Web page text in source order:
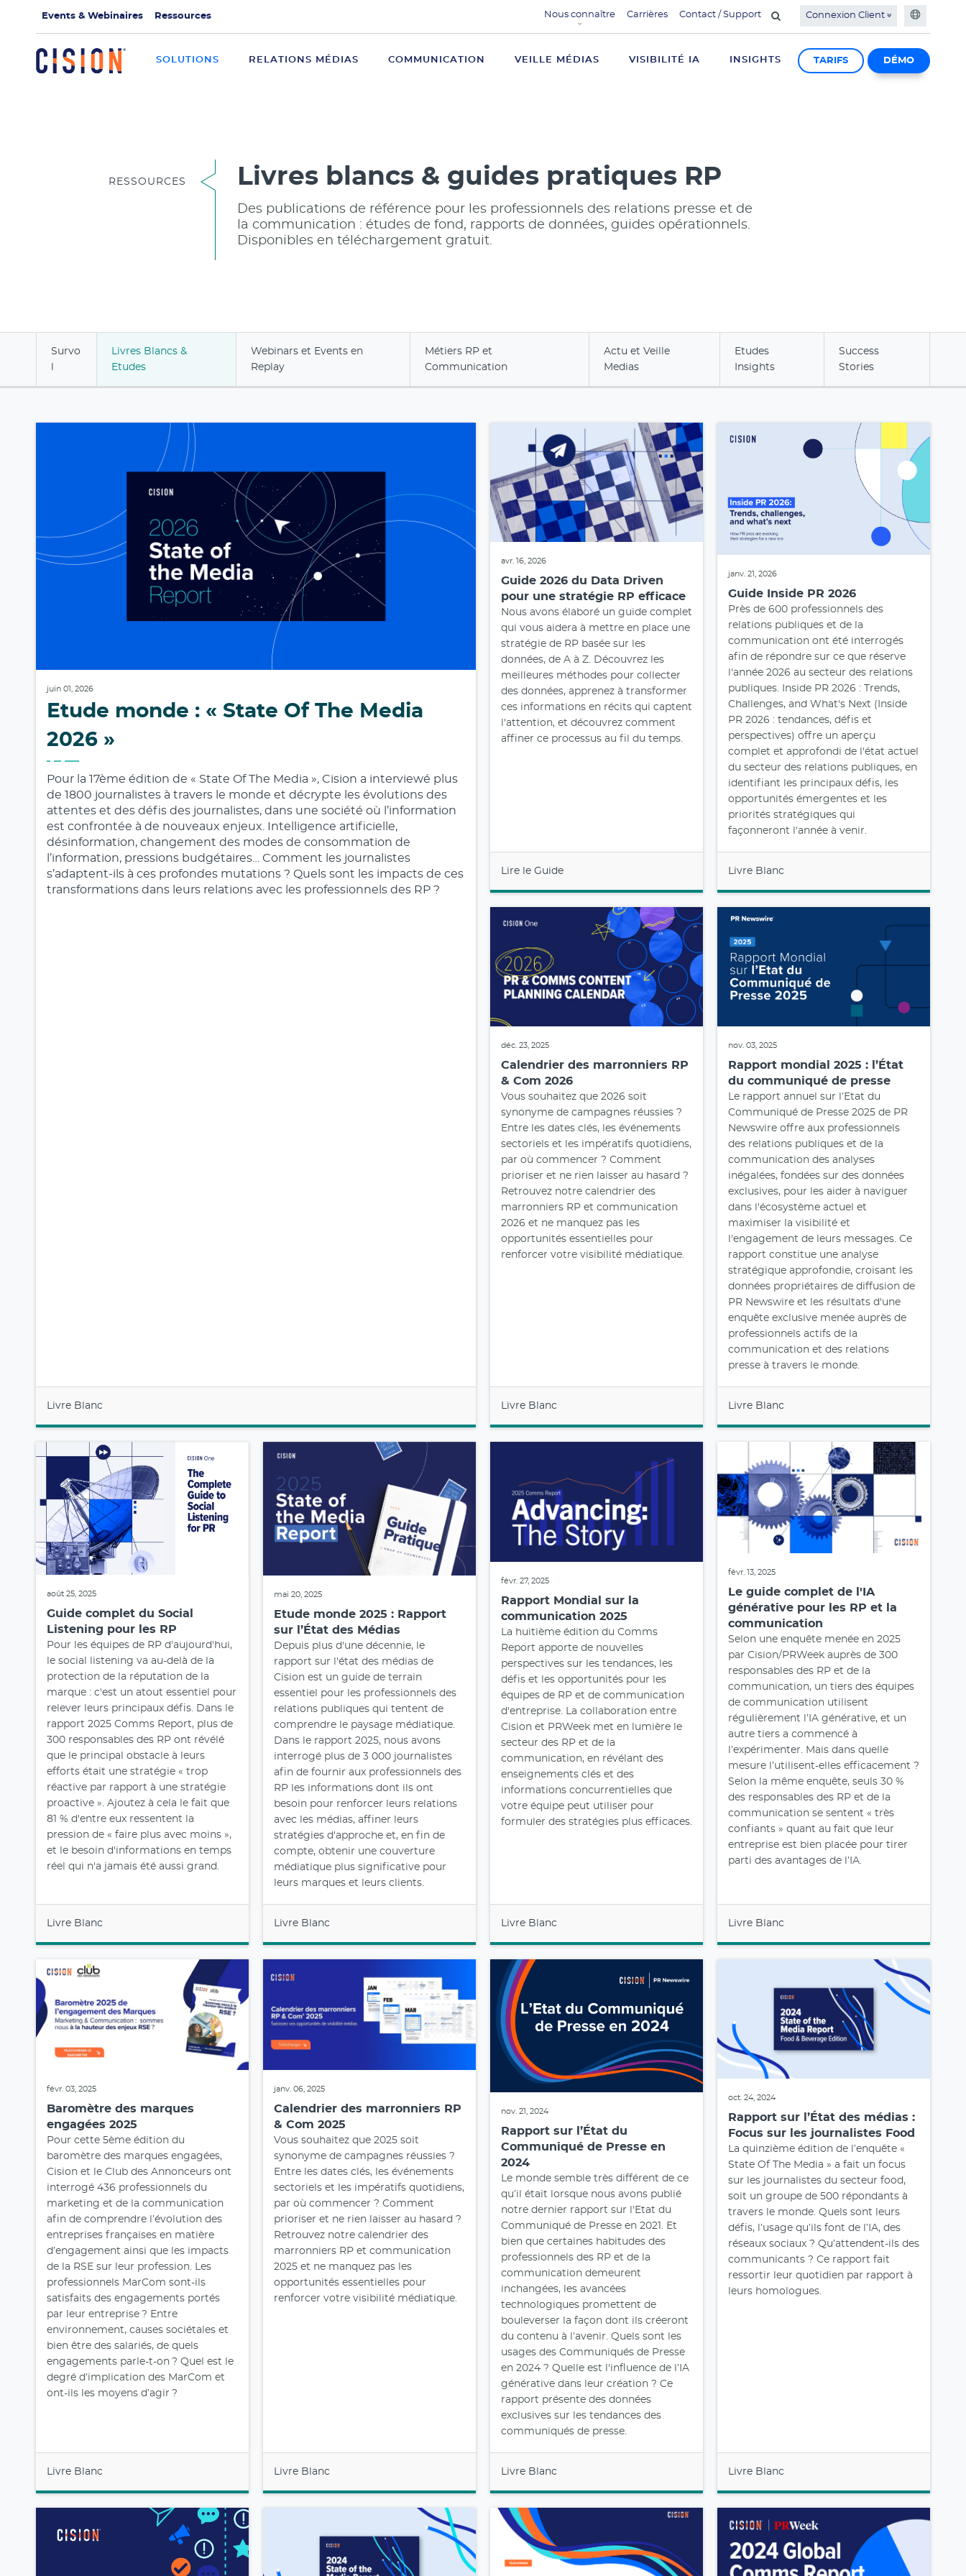
Events & Webinaires Ressources Nous connaître Carrières Contact / Support Connexion Client
SOLUTIONS RELATIONS MÉDIAS COMMUNICATION VEILLE MÉDIAS VISIBILITÉ IA INSIGHTS TARIFS DÉMO
RESSOURCES Livres blancs & guides pratiques RP
Des publications de référence pour les professionnels des relations presse et de
la communication : études de fond, rapports de données, guides opérationnels.
Disponibles en téléchargement gratuit.
Survo
Livres Blancs &
Etudes
Webinars et Events en
Replay
Métiers RP et
Communication
Actu et Veille
Medias
Etudes
Insights
Success
Stories
juin 01, 2026
Etude monde : « State Of The Media
2026 »
Pour la 17ème édition de « State Of The Media », Cision a interviewé plus
de 1800 journalistes à travers le monde et décrypte les évolutions des
attentes et des défis des journalistes, dans une société où l’information
est confrontée à de nouveaux enjeux. Intelligence artificielle,
désinformation, changement des modes de consommation de
l’information, pressions budgétaires… Comment les journalistes
s’adaptent-ils à ces profondes mutations ? Quels sont les impacts de ces
transformations dans leurs relations avec les professionnels des RP ?
Livre Blanc
avr. 16, 2026
Guide 2026 du Data Driven
pour une stratégie RP efficace
Nous avons élaboré un guide complet
qui vous aidera à mettre en place une
stratégie de RP basée sur les
données, de A à Z. Découvrez les
meilleures méthodes pour collecter
des données, apprenez à transformer
ces informations en récits qui captent
l'attention, et découvrez comment
affiner ce processus au fil du temps.
Lire le Guide
janv. 21, 2026
Guide Inside PR 2026
Près de 600 professionnels des
relations publiques et de la
communication ont été interrogés
afin de répondre sur ce que réserve
l'année 2026 au secteur des relations
publiques. Inside PR 2026 : Trends,
Challenges, and What's Next (Inside
PR 2026 : tendances, défis et
perspectives) offre un aperçu
complet et approfondi de l'état actuel
du secteur des relations publiques, en
identifiant les principaux défis, les
opportunités émergentes et les
priorités stratégiques qui
façonneront l'année à venir.
Livre Blanc
déc. 23, 2025
Calendrier des marronniers RP
& Com 2026
Vous souhaitez que 2026 soit
synonyme de campagnes réussies ?
Entre les dates clés, les événements
sectoriels et les impératifs quotidiens,
par où commencer ? Comment
prioriser et ne rien laisser au hasard ?
Retrouvez notre calendrier des
marronniers RP et communication
2026 et ne manquez pas les
opportunités essentielles pour
renforcer votre visibilité médiatique.
Livre Blanc
nov. 03, 2025
Rapport mondial 2025 : l’État
du communiqué de presse
Le rapport annuel sur l’Etat du
Communiqué de Presse 2025 de PR
Newswire offre aux professionnels
des relations publiques et de la
communication des analyses
inégalées, fondées sur des données
exclusives, pour les aider à naviguer
dans l'écosystème actuel et
maximiser la visibilité et
l'engagement de leurs messages. Ce
rapport constitue une analyse
stratégique approfondie, croisant les
données propriétaires de diffusion de
PR Newswire et les résultats d'une
enquête exclusive menée auprès de
professionnels actifs de la
communication et des relations
presse à travers le monde.
Livre Blanc
août 25, 2025
Guide complet du Social
Listening pour les RP
Pour les équipes de RP d'aujourd'hui,
le social listening va au-delà de la
protection de la réputation de la
marque : c'est un atout essentiel pour
relever leurs principaux défis. Dans le
rapport 2025 Comms Report, plus de
300 responsables des RP ont révélé
que le principal obstacle à leurs
efforts était une stratégie « trop
réactive par rapport à une stratégie
proactive ». Ajoutez à cela le fait que
81 % d'entre eux ressentent la
pression de « faire plus avec moins »,
et le besoin d'informations en temps
réel qui n'a jamais été aussi grand.
Livre Blanc
mai 20, 2025
Etude monde 2025 : Rapport
sur l’État des Médias
Depuis plus d'une décennie, le
rapport sur l'état des médias de
Cision est un guide de terrain
essentiel pour les professionnels des
relations publiques qui tentent de
comprendre le paysage médiatique.
Dans le rapport 2025, nous avons
interrogé plus de 3 000 journalistes
afin de fournir aux professionnels des
RP les informations dont ils ont
besoin pour renforcer leurs relations
avec les médias, affiner leurs
stratégies d'approche et, en fin de
compte, obtenir une couverture
médiatique plus significative pour
leurs marques et leurs clients.
Livre Blanc
févr. 27, 2025
Rapport Mondial sur la
communication 2025
La huitième édition du Comms
Report apporte de nouvelles
perspectives sur les tendances, les
défis et les opportunités pour les
équipes de RP et de communication
d'entreprise. La collaboration entre
Cision et PRWeek met en lumière le
secteur des RP et de la
communication, en révélant des
enseignements clés et des
informations concurrentielles que
votre équipe peut utiliser pour
formuler des stratégies plus efficaces.
Livre Blanc
févr. 13, 2025
Le guide complet de l'IA
générative pour les RP et la
communication
Selon une enquête menée en 2025
par Cision/PRWeek auprès de 300
responsables des RP et de la
communication, un tiers des équipes
de communication utilisent
régulièrement l’IA générative, et un
autre tiers a commencé à
l’expérimenter. Mais dans quelle
mesure l’utilisent-elles efficacement ?
Selon la même enquête, seuls 30 %
des responsables des RP et de la
communication se sentent « très
confiants » quant au fait que leur
entreprise est bien placée pour tirer
parti des avantages de l’IA.
Livre Blanc
févr. 03, 2025
Baromètre des marques
engagées 2025
Pour cette 5ème édition du
baromètre des marques engagées,
Cision et le Club des Annonceurs ont
interrogé 436 professionnels du
marketing et de la communication
afin de comprendre l’évolution des
entreprises françaises en matière
d’engagement ainsi que les impacts
de la RSE sur leur profession. Les
professionnels MarCom sont-ils
satisfaits des engagements portés
par leur entreprise ? Entre
environnement, causes sociétales et
bien être des salariés, de quels
engagements parle-t-on ? Quel est le
degré d’implication des MarCom et
ont-ils les moyens d’agir ?
Livre Blanc
janv. 06, 2025
Calendrier des marronniers RP
& Com 2025
Vous souhaitez que 2025 soit
synonyme de campagnes réussies ?
Entre les dates clés, les événements
sectoriels et les impératifs quotidiens,
par où commencer ? Comment
prioriser et ne rien laisser au hasard ?
Retrouvez notre calendrier des
marronniers RP et communication
2025 et ne manquez pas les
opportunités essentielles pour
renforcer votre visibilité médiatique.
Livre Blanc
nov. 21, 2024
Rapport sur l’État du
Communiqué de Presse en
2024
Le monde semble très différent de ce
qu’il était lorsque nous avons publié
notre dernier rapport sur l'Etat du
Communiqué de Presse en 2021. Et
bien que certaines habitudes des
professionnels des RP et de la
communication demeurent
inchangées, les avancées
technologiques promettent de
bouleverser la façon dont ils créeront
du contenu à l’avenir. Quels sont les
usages des Communiqués de Presse
en 2024 ? Quelle est l'influence de l’IA
générative dans leur création ? Ce
rapport présente des données
exclusives sur les tendances des
communiqués de presse.
Livre Blanc
oct. 24, 2024
Rapport sur l’État des médias :
Focus sur les journalistes Food
La quinzième édition de l’enquête «
State Of The Media » a fait un focus
sur les journalistes du secteur food,
soit un groupe de 500 répondants à
travers le monde. Quels sont leurs
défis, l’usage qu’ils font de l’IA, des
réseaux sociaux ? Qu’attendent-ils des
communicants ? Ce rapport fait
ressortir leur quotidien par rapport à
leurs homologues.
Livre Blanc